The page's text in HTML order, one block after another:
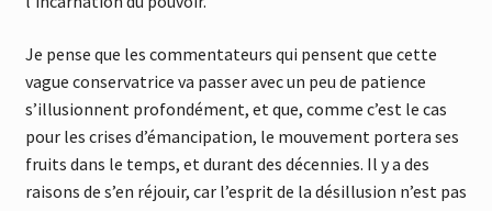
Je pense que les commentateurs qui pensent que cette
vague conservatrice va passer avec un peu de patience
s’illusionnent profondément, et que, comme c’est le cas
pour les crises d’émancipation, le mouvement portera ses
fruits dans le temps, et durant des décennies. Il y a des
raisons de s’en réjouir, car l’esprit de la désillusion n’est pas